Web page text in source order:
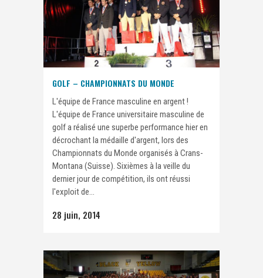
GOLF – CHAMPIONNATS DU MONDE
L'équipe de France masculine en argent !
L'équipe de France universitaire masculine de
golf a réalisé une superbe performance hier en
décrochant la médaille d'argent, lors des
Championnats du Monde organisés à Crans-
Montana (Suisse). Sixièmes à la veille du
dernier jour de compétition, ils ont réussi
l'exploit de...
28 juin, 2014